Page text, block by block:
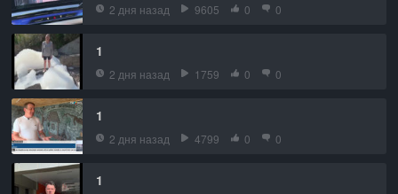
2 дня назад 9605 0 0
1
2 дня назад 1759 0 0
1
2 дня назад 4799 0 0
1